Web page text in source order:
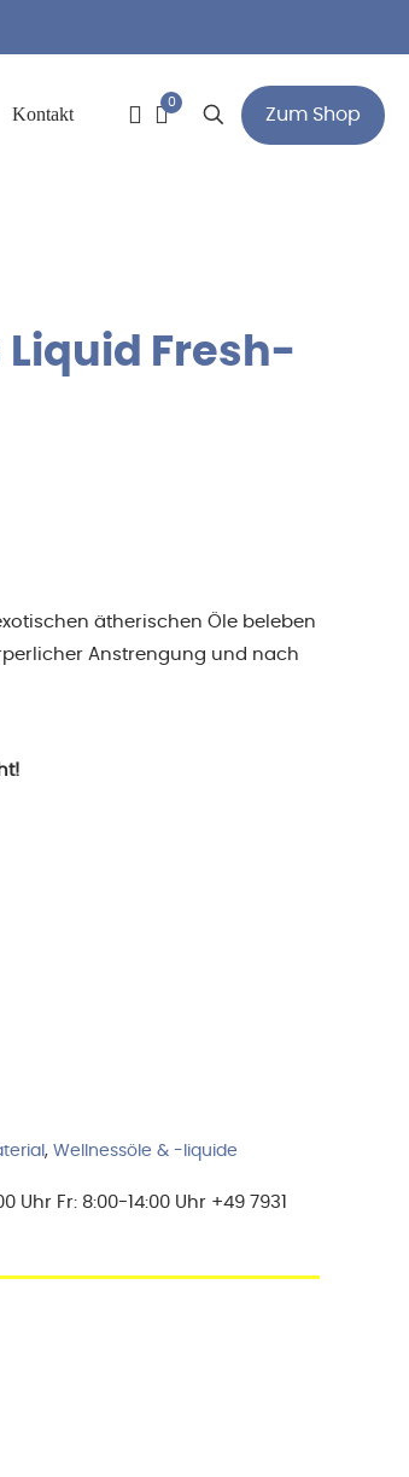
Kontakt
0
Zum Shop
Fresh-
€.
ätherischen Öle beleben
Anstrengung und nach
, Wellnessöle & -liquide
Fr: 8:00-14:00 Uhr +49 7931